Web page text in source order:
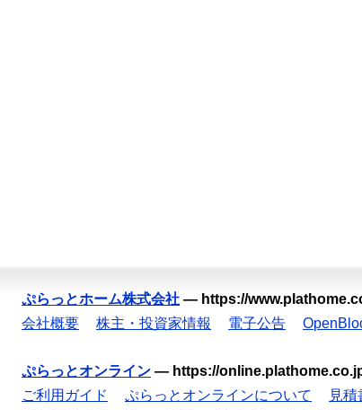
ぷらっとホーム株式会社 — https://
会社概要
株主・投資家情報 電子公告
ぷらっとオンライン — https://
ご利用ガイド
ぷらっとオンラインについて 見